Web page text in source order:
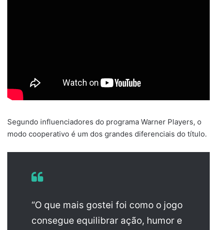
Segundo influenciadores do programa Warner Players, o
modo cooperativo é um dos grandes diferenciais do título.
“O que mais gostei foi como o jogo
consegue equilibrar ação, humor e